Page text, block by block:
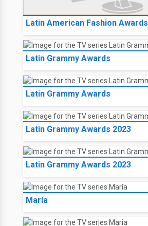
Latin American Fashion Awards
Latin Grammy Awards
Latin Grammy Awards
Latin Grammy Awards 2023
Latin Grammy Awards 2023
María